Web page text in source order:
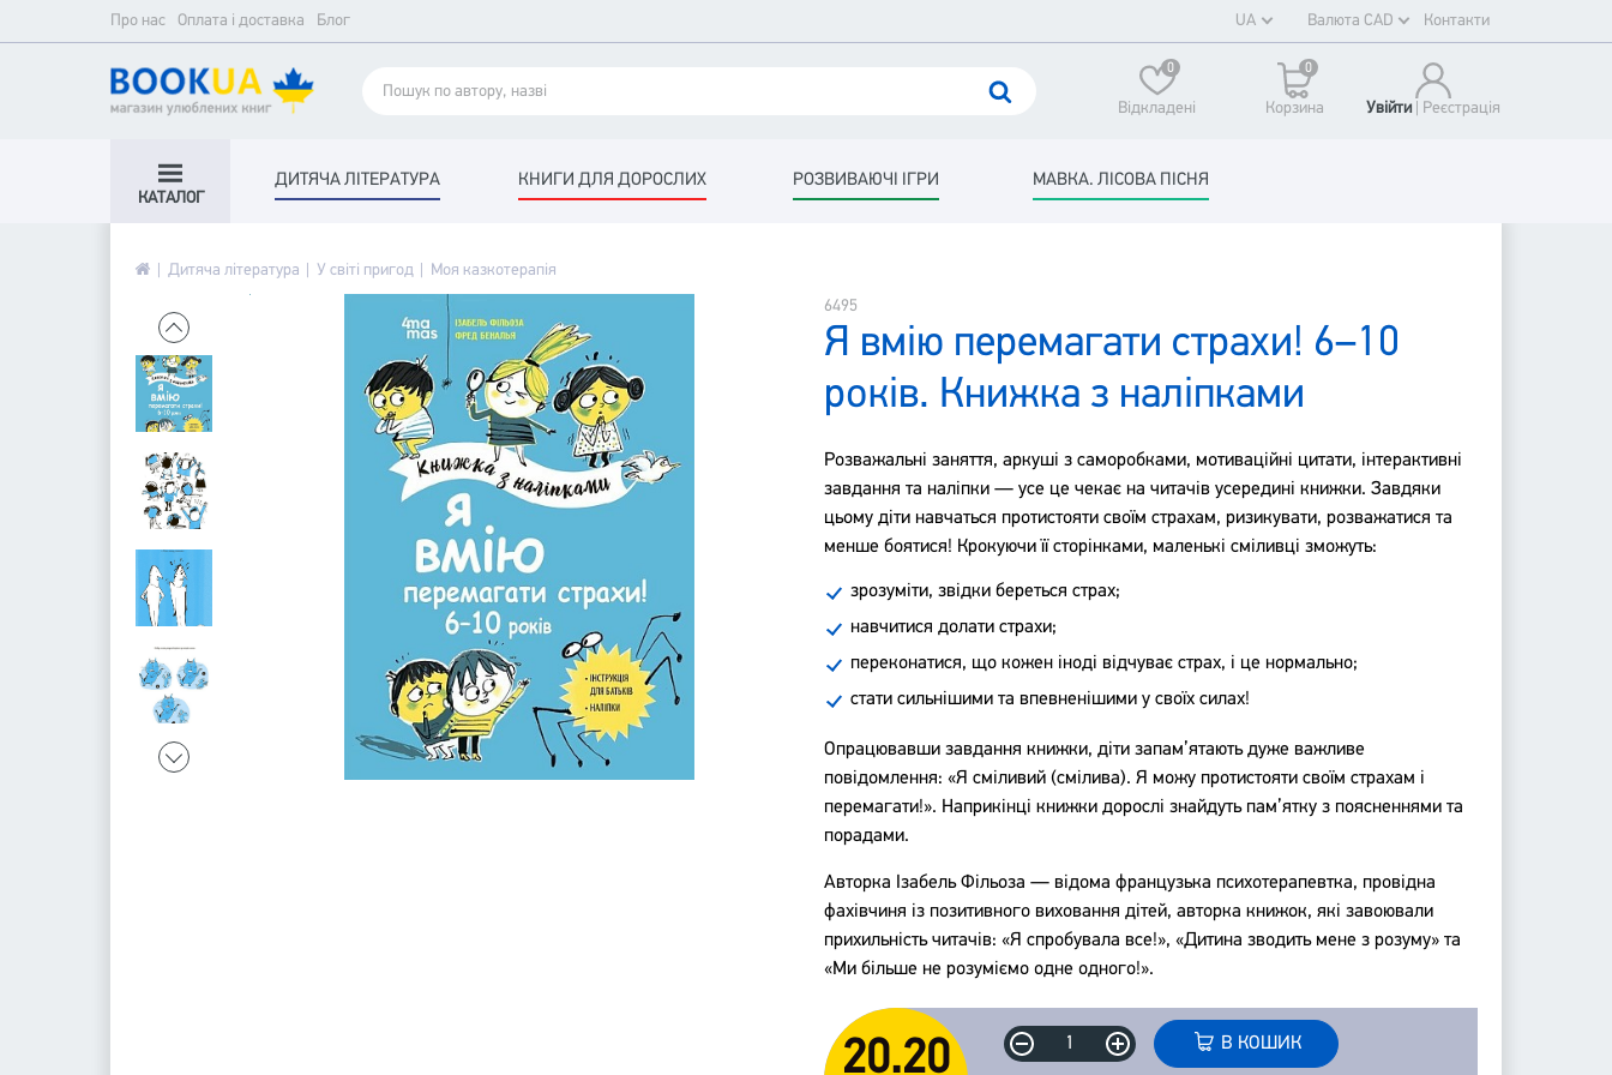
Про нас Оплата і доставка Блог UA Валюта CAD Контакти
Відкладені
0
Корзина
0
Увійти | Реєстрaція
КАТАЛОГ
ДИТЯЧА ЛІТЕРАТУРА КНИГИ ДЛЯ ДОРОСЛИХ РОЗВИВАЮЧІ ІГРИ МАВКА. ЛІСОВА ПІСНЯ
Дитяча література У світі пригод Моя казкотерапія
6495
Я вмію перемагати страхи! 6–10
років. Книжка з наліпками
Розважальні заняття, аркуші з саморобками, мотиваційні цитати, інтерактивні
завдання та наліпки — усе це чекає на читачів усередині книжки. Завдяки
цьому діти навчаться протистояти своїм страхам, ризикувати, розважатися та
менше боятися! Крокуючи її сторінками, маленькі сміливці зможуть:
зрозуміти, звідки береться страх;
навчитися долати страхи;
переконатися, що кожен іноді відчуває страх, і це нормально;
стати сильнішими та впевненішими у своїх силах!
Опрацювавши завдання книжки, діти запам’ятають дуже важливе
повідомлення: «Я сміливий (смілива). Я можу протистояти своїм страхам і
перемагати!». Наприкінці книжки дорослі знайдуть пам’ятку з поясненнями та
порадами.
Авторка Ізабель Фільоза — відома французька психотерапевтка, провідна
фахівчиня із позитивного виховання дітей, авторка книжок, які завоювали
прихильність читачів: «Я спробувала все!», «Дитина зводить мене з розуму» та
«Ми більше не розуміємо одне одного!».
20.20 В КОШИК
5–8 років. Книжка з
наліпками
Немає в наявності
20.20
CAD